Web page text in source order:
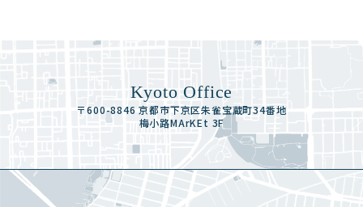
Kyoto Office
〒600-8846 京都市下京区朱雀宝蔵町34番地
梅小路MArKEt 3F